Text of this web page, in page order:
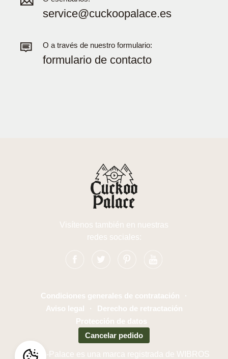
service@cuckoopalace.es
O a través de nuestro formulario:
formulario de contacto
Visítenos también en nuestras
redes sociales:
Condiciones generales de contratación
·
Aviso legal
·
Derecho de retractación
Protección de datos
Cancelar pedido
Cuckoo-Palace es una marca registrada de WIBROS